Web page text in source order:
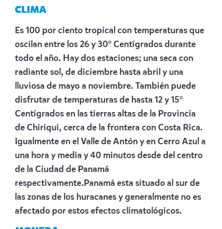
CLIMA
Es 100 por ciento tropical con temperaturas que
oscilan entre los 26 y 30° Centígrados durante
todo el año. Hay dos estaciones; una seca con
radiante sol, de diciembre hasta abril y una
lluviosa de mayo a noviembre. También puede
disfrutar de temperaturas de hasta 12 y 15°
Centígrados en las tierras altas de la Provincia
de Chiriquí, cerca de la frontera con Costa Rica.
Igualmente en el Valle de Antón y en Cerro Azul a
una hora y media y 40 minutos desde del centro
de la Ciudad de Panamá
respectivamente.Panamá esta situado al sur de
las zonas de los huracanes y generalmente no es
afectado por estos efectos climatológicos.